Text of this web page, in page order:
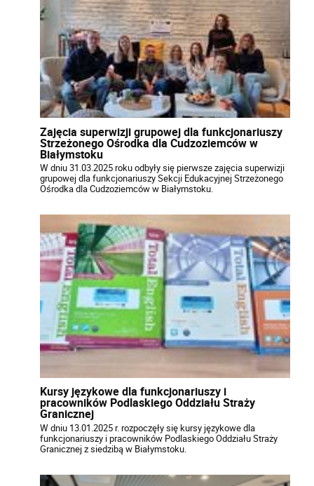
Zajęcia superwizji grupowej dla funkcjonariuszy
Strzeżonego Ośrodka dla Cudzoziemców w
Białymstoku
W dniu 31.03.2025 roku odbyły się pierwsze zajęcia superwizji
grupowej dla funkcjonariuszy Sekcji Edukacyjnej Strzeżonego
Ośrodka dla Cudzoziemców w Białymstoku.
Kursy językowe dla funkcjonariuszy i
pracowników Podlaskiego Oddziału Straży
Granicznej
W dniu 13.01.2025 r. rozpoczęły się kursy językowe dla
funkcjonariuszy i pracowników Podlaskiego Oddziału Straży
Granicznej z siedzibą w Białymstoku.